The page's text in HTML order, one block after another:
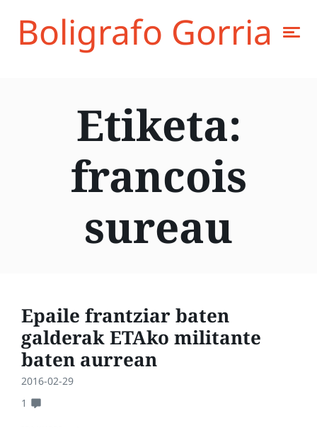
Boligrafo Gorria
Etiketa:
francois
sureau
Epaile frantziar baten
galderak ETAko militante
baten aurrean
2016-02-29
1